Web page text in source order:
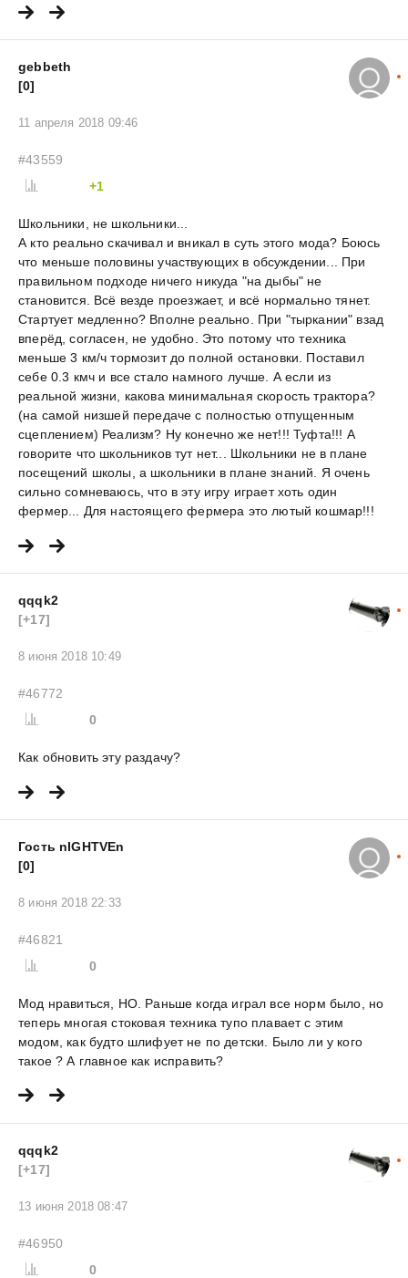
gebbeth
[0]
11 апреля 2018 09:46
#43559
+1
Школьники, не школьники...
А кто реально скачивал и вникал в суть этого мода? Боюсь
что меньше половины участвующих в обсуждении... При
правильном подходе ничего никуда "на дыбы" не
становится. Всё везде проезжает, и всё нормально тянет.
Стартует медленно? Вполне реально. При "тыркании" взад
вперёд, согласен, не удобно. Это потому что техника
меньше 3 км/ч тормозит до полной остановки. Поставил
себе 0.3 кмч и все стало намного лучше. А если из
реальной жизни, какова минимальная скорость трактора?
(на самой низшей передаче с полностью отпущенным
сцеплением) Реализм? Ну конечно же нет!!! Туфта!!! А
говорите что школьников тут нет... Школьники не в плане
посещений школы, а школьники в плане знаний. Я очень
сильно сомневаюсь, что в эту игру играет хоть один
фермер... Для настоящего фермера это лютый кошмар!!!
qqqk2
[+17]
8 июня 2018 10:49
#46772
0
Как обновить эту раздачу?
Гость nIGHTVEn
[0]
8 июня 2018 22:33
#46821
0
Мод нравиться, НО. Раньше когда играл все норм было, но
теперь многая стоковая техника тупо плавает с этим
модом, как будто шлифует не по детски. Было ли у кого
такое ? А главное как исправить?
qqqk2
[+17]
13 июня 2018 08:47
#46950
0